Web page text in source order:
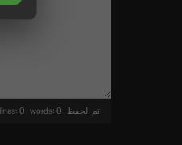
lines: 0 words: 0 تم الحفظ